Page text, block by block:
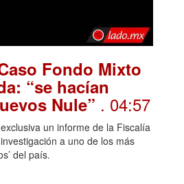
Fondo Mixto
“se hacían
Nule” . 04:57
un informe de la Fiscalía
a uno de los más
del país.